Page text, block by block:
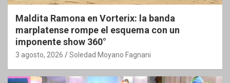
Maldita Ramona en Vorterix: la banda
marplatense rompe el esquema con un
imponente show 360°
3 agosto, 2026 Soledad Moyano Fagnani